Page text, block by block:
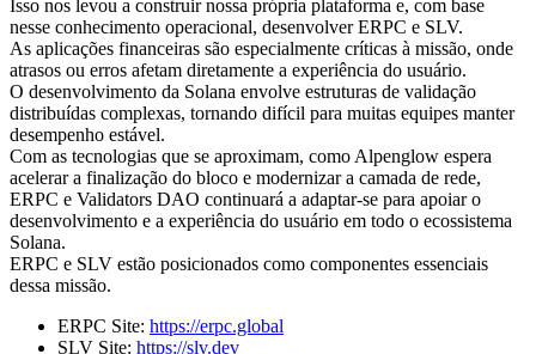
Isso nos levou a construir nossa própria plataforma e, com base
nesse conhecimento operacional, desenvolver ERPC e SLV.
As aplicações financeiras são especialmente críticas à missão, onde
atrasos ou erros afetam diretamente a experiência do usuário.
O desenvolvimento da Solana envolve estruturas de validação
distribuídas complexas, tornando difícil para muitas equipes manter
desempenho estável.
Com as tecnologias que se aproximam, como Alpenglow espera
acelerar a finalização do bloco e modernizar a camada de rede,
ERPC e Validators DAO continuará a adaptar-se para apoiar o
desenvolvimento e a experiência do usuário em todo o ecossistema
Solana.
ERPC e SLV estão posicionados como componentes essenciais
dessa missão.
ERPC Site: https://erpc.global
SLV Site: https://slv.dev